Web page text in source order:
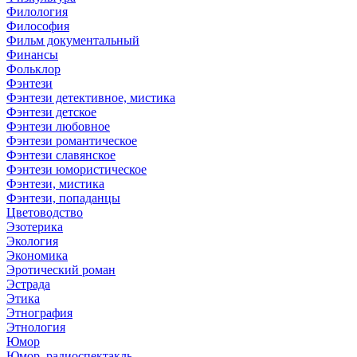
Филология
Философия
Фильм документальный
Финансы
Фольклор
Фэнтези
Фэнтези детективное, мистика
Фэнтези детское
Фэнтези любовное
Фэнтези романтическое
Фэнтези славянское
Фэнтези юмористическое
Фэнтези, мистика
Фэнтези, попаданцы
Цветоводство
Эзотерика
Экология
Экономика
Эротический роман
Эстрада
Этика
Этнография
Этнология
Юмор